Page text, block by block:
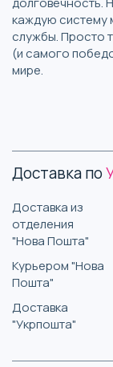
каждую систему
службы. Просто
(и самого
мире.
Доставка по
Доставка из
отделения
"Нова Пошта"
Курьером "Нова
Пошта"
Доставка
"Укрпошта"